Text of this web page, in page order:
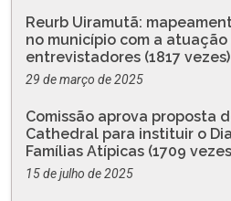
Reurb Uiramutã:
no município com a
entrevistadores (1817 vezes)
29 de março de 2025
Comissão aprova proposta
Cathedral para instituir o
Famílias Atípicas (1709
15 de julho de 2025